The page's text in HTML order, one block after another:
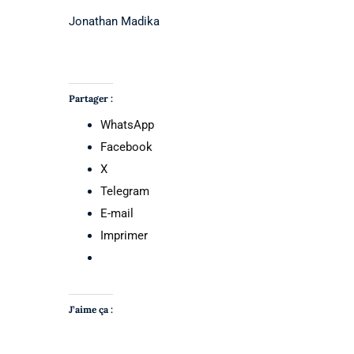
Jonathan Madika
Partager :
WhatsApp
Facebook
X
Telegram
E-mail
Imprimer
J’aime ça :